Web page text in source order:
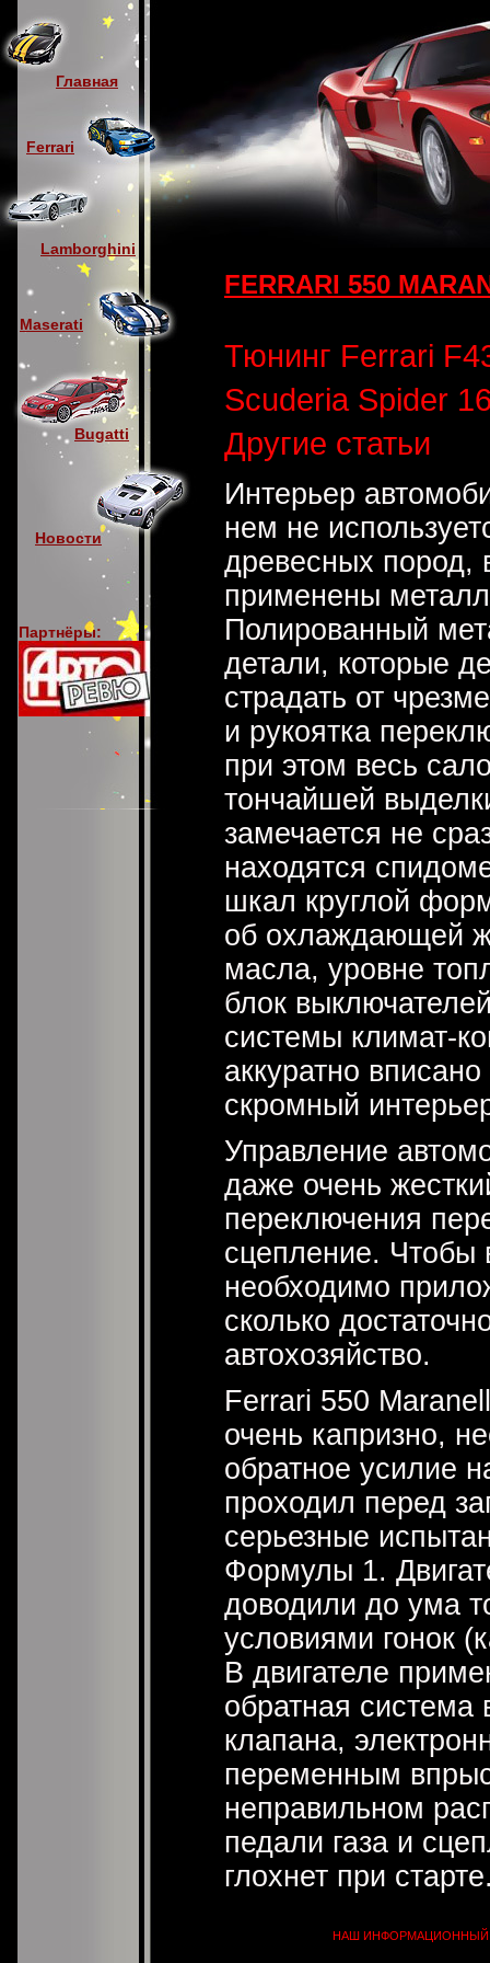
Главная
Ferrari
Lamborghini
Maserati
Bugatti
Новости
Партнёры:
FERRARI 550
Тюнинг Ferrari
Scuderia Spider
Другие статьи
Интерьер
нем не
древесных пород,
применены
Полированный
детали, которые
страдать от
и рукоятка
при этом весь
тончайшей
замечается не
находятся
шкал круглой
об охлаждающей
масла, уровне
блок
системы климат-
аккуратно
скромный
Управление
даже очень
переключения
сцепление. Чтобы
необходимо
сколько
автохозяйство.
Ferrari 550
очень капризно,
обратное усилие
проходил перед
серьезные
Формулы 1.
доводили до ума
условиями гонок
В двигателе
обратная система
клапана,
переменным
неправильном
педали газа и
глохнет при
НАШ ИНФОРМАЦИОННЫЙ